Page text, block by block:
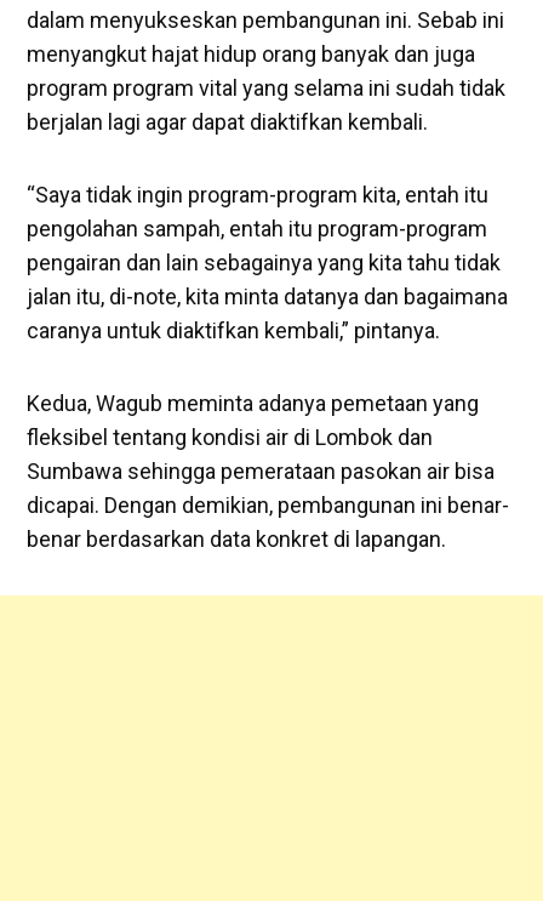
dalam menyukseskan pembangunan ini. Sebab ini
menyangkut hajat hidup orang banyak dan juga
program program vital yang selama ini sudah tidak
berjalan lagi agar dapat diaktifkan kembali.
“Saya tidak ingin program-program kita, entah itu
pengolahan sampah, entah itu program-program
pengairan dan lain sebagainya yang kita tahu tidak
jalan itu, di-note, kita minta datanya dan bagaimana
caranya untuk diaktifkan kembali,” pintanya.
Kedua, Wagub meminta adanya pemetaan yang
fleksibel tentang kondisi air di Lombok dan
Sumbawa sehingga pemerataan pasokan air bisa
dicapai. Dengan demikian, pembangunan ini benar-
benar berdasarkan data konkret di lapangan.